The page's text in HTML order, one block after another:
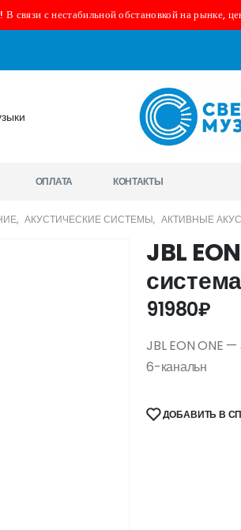
связи с нестабильной обстановкой на рынке,
ОПЛАТА КОНТАКТЫ
, АКУСТИЧЕСКИЕ СИСТЕМЫ, АКТИВНЫЕ
JBL
система
91980₽
JBL EON ONE
6-канальн
ДОБАВИТЬ В